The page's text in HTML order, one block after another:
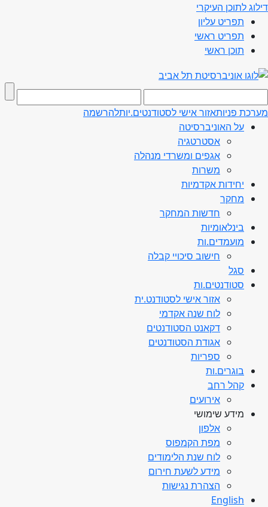
דילוג לתוכן העיקרי
תפריט עליון
תפריט ראשי
תוכן ראשי
מערכת פניותאזור אישי לסטודנטים.יותלהרשמה
על האוניברסיטה
אסטרטגיה
אגפים ומשרדי מנהלה
משרות
יחידות אקדמיות
מחקר
חדשות המחקר
בינלאומיות
מועמדים.ות
חישוב סיכויי קבלה
סגל
סטודנטים.ות
אזור אישי לסטודנט.ית
לוח שנה אקדמי
דקאנט הסטודנטים
אגודת הסטודנטים
ספריות
בוגרים.ות
קהל רחב
אירועים
מידע שימושי
אלפון
מפת הקמפוס
לוח שנת הלימודים
מידע לשעת חירום
הצהרת נגישות
English